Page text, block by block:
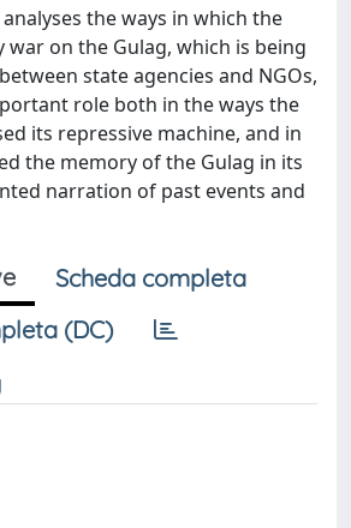
the ways in which the
on the Gulag, which is being
state agencies and NGOs,
role both in the ways the
its repressive machine, and in
the memory of the Gulag in its
narration of past events and
Scheda completa
(DC)